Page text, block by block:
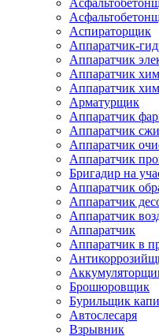
Аспираторщик
Аппаратчик-
Аппаратчик
Аппаратчик
Аппаратчик
Арматурщик
Аппаратчик
Аппаратчик
Аппаратчик
Аппаратчик
Бригадир на
Аппаратчик
Аппаратчик
Аппаратчик
Аппаратчик
Аппаратчик в
Брошюровщик
Бурильщик
Автослесаря
Взрывник